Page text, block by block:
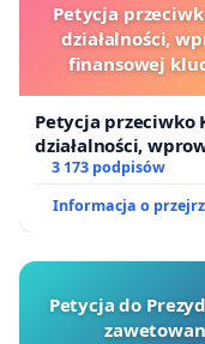
Petycja
działalności,
finansowej
Petycja przeciwko
działalności,
finansowej
3 173 podpisów
Informacja o
Petycja do